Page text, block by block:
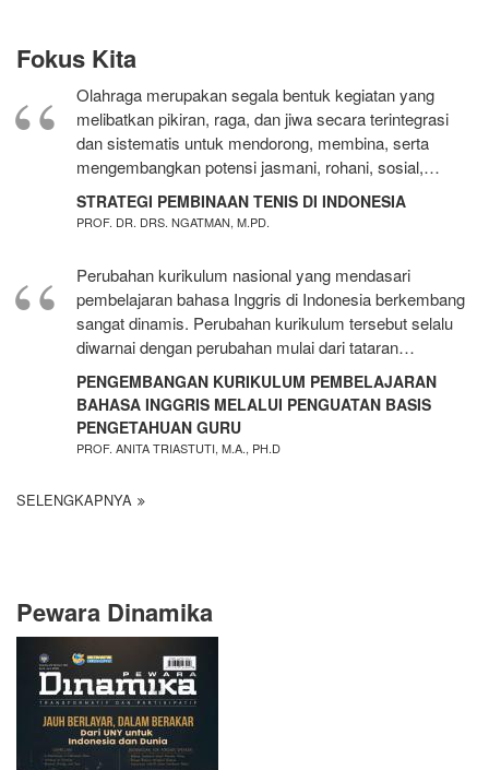
Fokus Kita
Olahraga merupakan segala bentuk kegiatan yang
melibatkan pikiran, raga, dan jiwa secara terintegrasi
dan sistematis untuk mendorong, membina, serta
mengembangkan potensi jasmani, rohani, sosial,…
STRATEGI PEMBINAAN TENIS DI INDONESIA
PROF. DR. DRS. NGATMAN, M.PD.
Perubahan kurikulum nasional yang mendasari
pembelajaran bahasa Inggris di Indonesia berkembang
sangat dinamis. Perubahan kurikulum tersebut selalu
diwarnai dengan perubahan mulai dari tataran…
PENGEMBANGAN KURIKULUM PEMBELAJARAN
BAHASA INGGRIS MELALUI PENGUATAN BASIS
PENGETAHUAN GURU
PROF. ANITA TRIASTUTI, M.A., PH.D
SELENGKAPNYA
Pewara Dinamika